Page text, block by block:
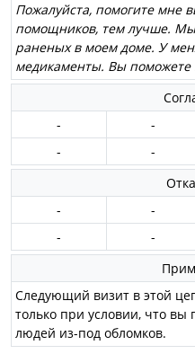
Пожалуйста, помогите мне
помощников, тем лучше.
раненых в моем доме. У
медикаменты. Вы поможете
-
-
-
-
-
-
-
-
Следующий визит в этой
только при условии, что
людей из-под обломков.